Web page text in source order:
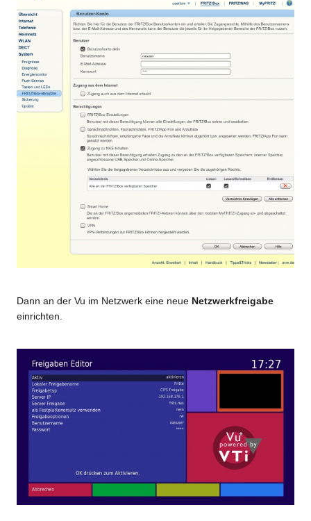
Dann an der Vu im Netzwerk eine neue Netzwerkfreigabe
einrichten.